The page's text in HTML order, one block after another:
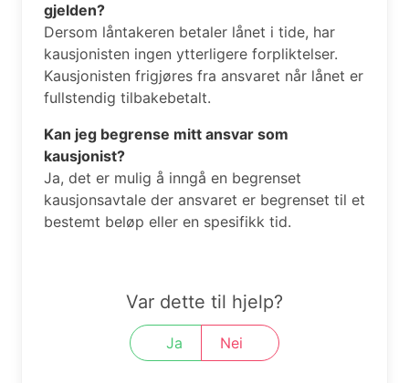
gjelden?
Dersom låntakeren betaler lånet i tide, har
kausjonisten ingen ytterligere forpliktelser.
Kausjonisten frigjøres fra ansvaret når lånet er
fullstendig tilbakebetalt.
Kan jeg begrense mitt ansvar som
kausjonist?
Ja, det er mulig å inngå en begrenset
kausjonsavtale der ansvaret er begrenset til et
bestemt beløp eller en spesifikk tid.
Var dette til hjelp?
Ja Nei